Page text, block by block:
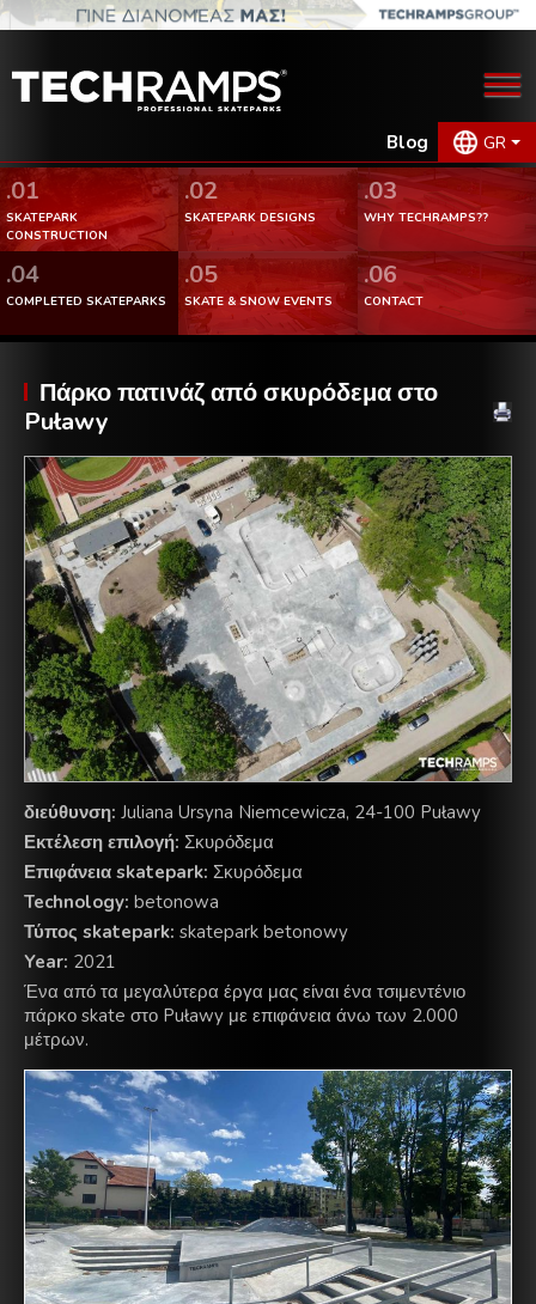
Blog GR
.01
SKATEPARK
CONSTRUCTION
.02
SKATEPARK DESIGNS
.03
WHY TECHRAMPS??
.04
COMPLETED SKATEPARKS
.05
SKATE & SNOW EVENTS
.06
CONTACT
Πάρκο πατινάζ από σκυρόδεμα στο
Puławy
διεύθυνση: Juliana Ursyna Niemcewicza, 24-100 Puławy
Εκτέλεση επιλογή: Σκυρόδεμα
Επιφάνεια skatepark: Σκυρόδεμα
Technology: betonowa
Τύπος skatepark: skatepark betonowy
Year: 2021
Ένα από τα μεγαλύτερα έργα μας είναι ένα τσιμεντένιο
πάρκο skate στο Puławy με επιφάνεια άνω των 2.000
μέτρων.